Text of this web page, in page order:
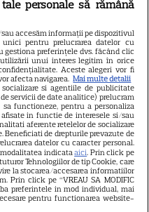
Urania | Previziuni
pentru perioada 1 –
2026. Venus va intra
Balanței
loto din 30 iulie 2026.
câştigătoare
personale să rămână
accesăm informații pe dispozitivul
pentru prelucrarea datelor cu
gestiona preferințele dvs. făcând clic
unui interes legitim în orice
Aceste alegeri vor fi
afecta navigarea. Mai multe detalii
si agentiile de publicitate
servicii de date analitice) prelucram
functioneze, pentru a personaliza
in functie de interesele si/sau
aferente retelelor de socializare
Beneficiati de drepturile prevazute de
datelor cu caracter personal.
indicataaici. Prin click pe
Tehnologiilor de tip Cookie, care
la stocarea/accesarea informatiilor
Prin click pe “VREAU SA MODIFIC
preferintele in mod individual, mai
pentru functionarea website-